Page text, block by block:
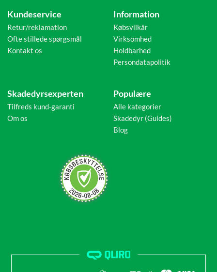
Kundeservice
Retur/reklamation
Ofte stillede spørgsmål
Kontakt os
Information
Købsvilkår
Virksomhed
Holdbarhed
Persondatapolitik
Skadedyrsexperten
Tilfreds kund-garanti
Om os
Populære
Alle kategorier
Skadedyr (Guides)
Blog